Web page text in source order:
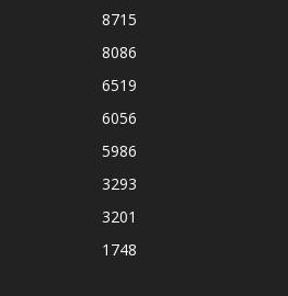
8715
8086
6519
6056
5986
3293
3201
1748